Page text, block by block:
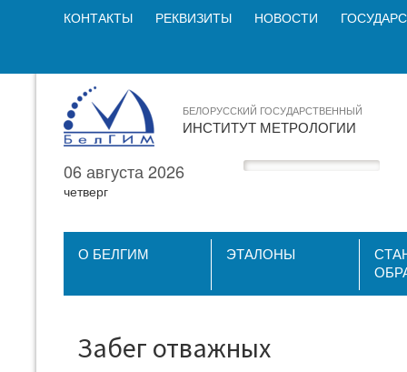
КОНТАКТЫ РЕКВИЗИТЫ НОВОСТИ
БЕЛОРУССКИЙ ГОСУДАРСТВЕННЫЙ
ИНСТИТУТ МЕТРОЛОГИИ
06 августа 2026
четверг
О БЕЛГИМ ЭТАЛОНЫ
Забег отважных